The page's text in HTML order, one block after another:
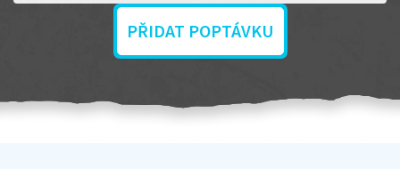
PŘIDAT POPTÁVKU